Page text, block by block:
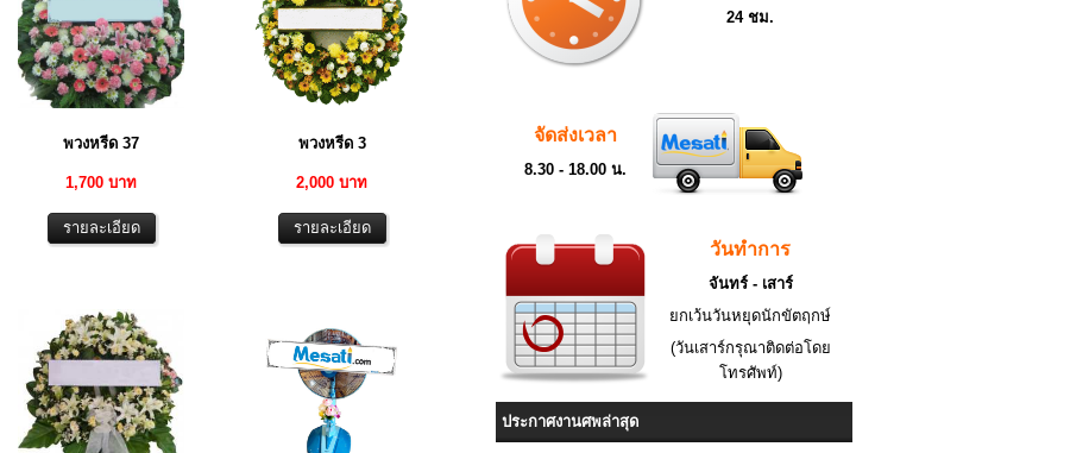
พวงหรีด 37
1,700 บาท
พวงหรีด 3
2,000 บาท
24 ชม.
จัดส่งเวลา
8.30 - 18.00 น.
วันทำการ
จันทร์ - เสาร์
ยกเว้นวันหยุดนักขัตฤกษ์
(วันเสาร์กรุณาติดต่อโดย
โทรศัพท์)
ประกาศงานศพล่าสุด